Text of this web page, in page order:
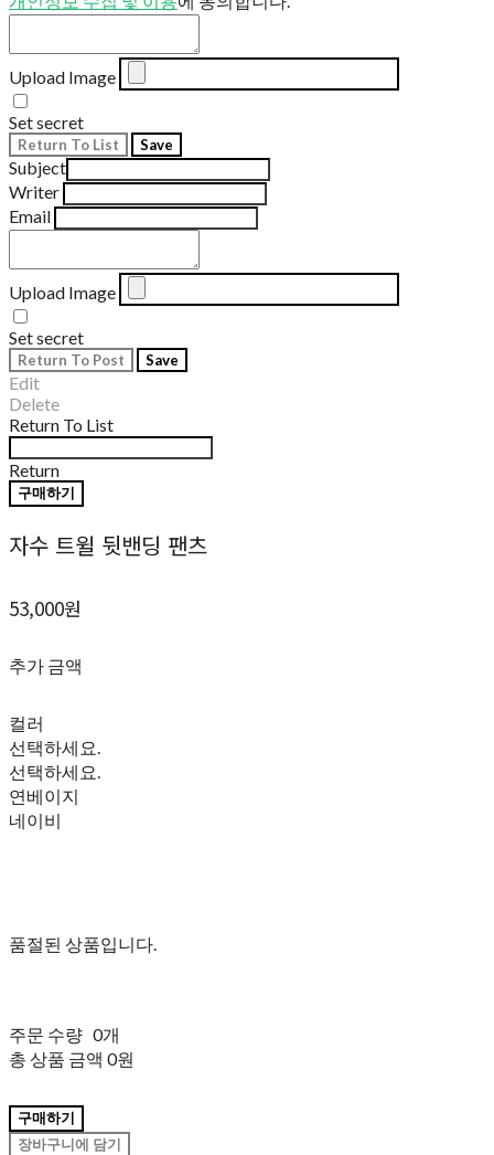
Upload Image
Set secret
Return To List Save
Subject
Writer
Email
Upload Image
Set secret
Return To Post Save
Edit
Delete
Return To List
Return
구매하기
자수 트윌 뒷밴딩 팬츠
53,000원
추가 금액
컬러
선택하세요.
선택하세요.
연베이지
네이비
품절된 상품입니다.
주문 수량 0개
총 상품 금액 0원
구매하기
장바구니에 담기